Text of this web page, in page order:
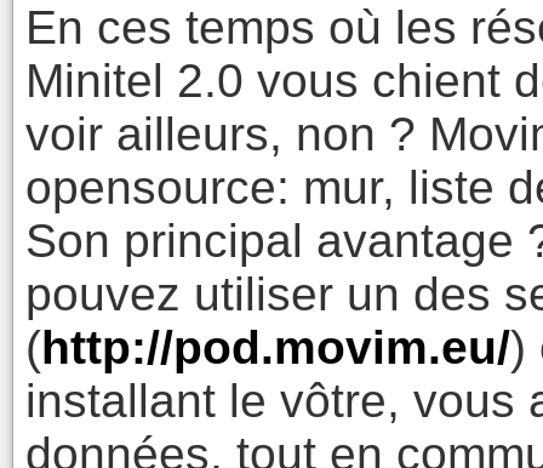
En ces temps où les
Minitel 2.0 vous chient
voir ailleurs, non ?
opensource: mur, liste
Son principal avantage
pouvez utiliser un des
(http://pod.movim.eu/)
installant le vôtre, vous
données, tout en